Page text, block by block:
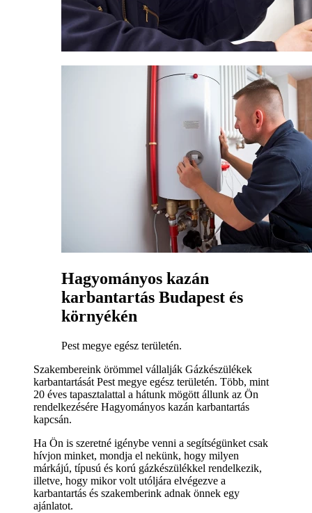
Hagyományos kazán
karbantartás Budapest és
környékén
Pest megye egész területén.
Szakembereink örömmel vállalják Gázkészülékek
karbantartását Pest megye egész területén. Több, mint
20 éves tapasztalattal a hátunk mögött állunk az Ön
rendelkezésére Hagyományos kazán karbantartás
kapcsán.
Ha Ön is szeretné igénybe venni a segítségünket csak
hívjon minket, mondja el nekünk, hogy milyen
márkájú, típusú és korú gázkészülékkel rendelkezik,
illetve, hogy mikor volt utóljára elvégezve a
karbantartás és szakemberink adnak önnek egy
ajánlatot.